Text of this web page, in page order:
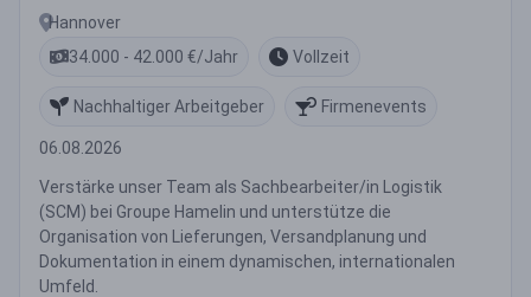
Kaufmann/frau für Groß- und
Außenhandelsmanagement
Hannover
34.000 - 42.000 €/Jahr
Vollzeit
Nachhaltiger Arbeitgeber Firmenevents
06.08.2026
Verstärke unser Team als Sachbearbeiter/in Logistik
(SCM) bei Groupe Hamelin und unterstütze die
Organisation von Lieferungen, Versandplanung und
Dokumentation in einem dynamischen, internationalen
Umfeld.